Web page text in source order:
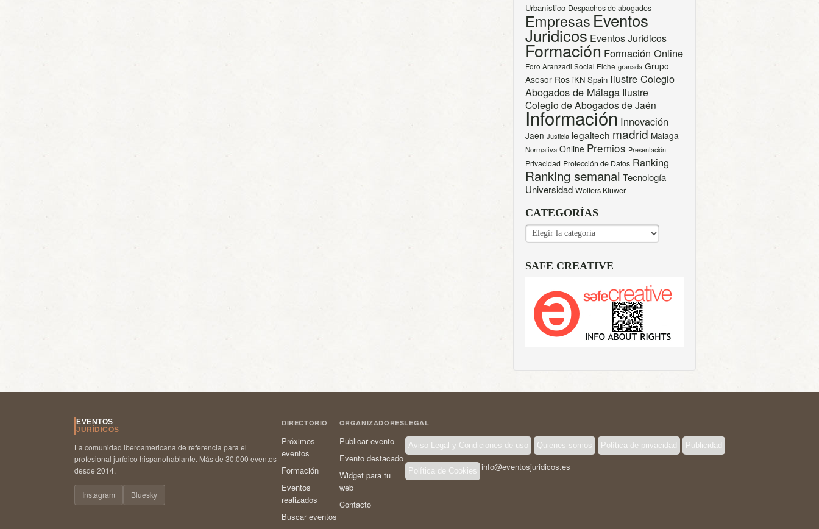
Urbanístico Despachos de abogados
Empresas Eventos
Juridicos Eventos Jurídicos
Formación Formación Online
Foro Aranzadi Social Elche granada Grupo
Asesor Ros iKN Spain Ilustre Colegio
Abogados de Málaga Ilustre
Colegio de Abogados de Jaén
Información Innovación
Jaen Justicia legaltech madrid Malaga
Normativa Online Premios Presentación
Privacidad Protección de Datos Ranking
Ranking semanal Tecnología
Universidad Wolters Kluwer
CATEGORÍAS
CATEGORÍAS
SAFE CREATIVE
EVENTOS
JURÍDICOS
La comunidad iberoamericana de referencia para el
profesional jurídico hispanohablante. Más de 30.000 eventos
desde 2014.
Instagram Bluesky
DIRECTORIO
Próximos
eventos
Formación
Eventos
realizados
Buscar eventos
ORGANIZADORES
Publicar evento
Evento destacado
Widget para tu
web
Contacto
LEGAL
Aviso Legal y Condiciones de uso Quienes somos Política de privacidad Publicidad
Política de Cookies info@eventosjuridicos.es